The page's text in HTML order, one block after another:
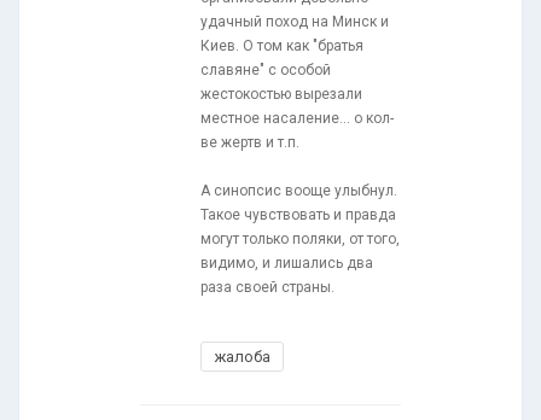
удачный поход на Минск и
Киев. О том как "братья
славяне" с особой
жестокостью вырезали
местное насаление... о кол-
ве жертв и т.п.
А синопсис вооще улыбнул.
Такое чувствовать и правда
могут только поляки, от того,
видимо, и лишались два
раза своей страны.
жалоба